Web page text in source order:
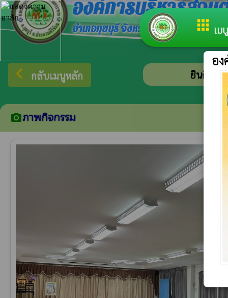
appsเม
องค์การบริหารส่วน
อำเภอกุยบุรี จังหวัดประจวบคีรีขันธ์
arrow_back_ios กลับเมนูหลัก ยินดีต้อนรับสู่เ
camera_altภาพกิจกรรม
อ